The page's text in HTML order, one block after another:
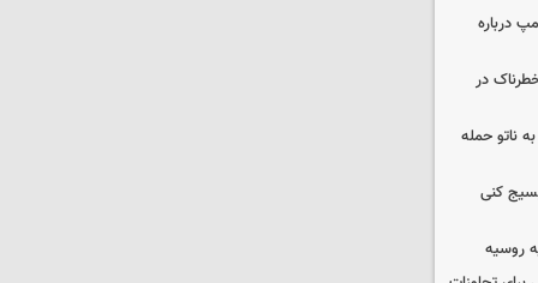
درباره
در
ناتو حمله
کنی
روسیه